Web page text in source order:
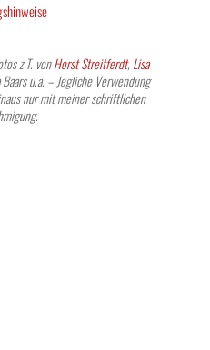
z.T. vonHorst Streitferdt, Lisa
u.a. – Jegliche Verwendung
nur mit meiner schriftlichen